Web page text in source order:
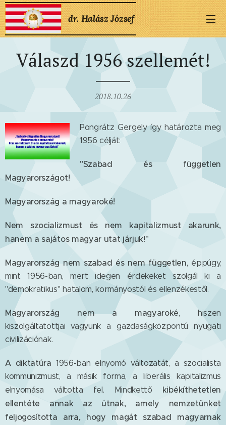
dr. Halász József
Válaszd 1956 szellemét!
2018.10.26
Pongrátz Gergely így határozta meg
1956 célját:
"Szabad és független
Magyarországot!
Magyarország a magyaroké!
Nem szocializmust és nem kapitalizmust akarunk,
hanem a sajátos magyar utat járjuk!"
Magyarország nem szabad és nem független, éppúgy,
mint 1956-ban, mert idegen érdekeket szolgál ki a
"demokratikus" hatalom, kormányostól és ellenzékestől.
Magyarország nem a magyaroké, hiszen
kiszolgáltatottjai vagyunk a gazdaságközpontú nyugati
civilizációnak.
A diktatúra 1956-ban elnyomó változatát, a szocialista
kommunizmust, a másik forma, a liberális kapitalizmus
elnyomása váltotta fel. Mindkettő kibékíthetetlen
ellentéte annak az útnak, amely nemzetünket
feljogosította arra, hogy magát szabad magyarnak